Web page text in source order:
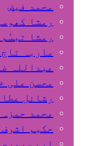
محمد فیض
رمشا
رمشا تبسُم
ماریہ
عبداللہ
محسن علی
رشائل
محمد
حکیم
ایم